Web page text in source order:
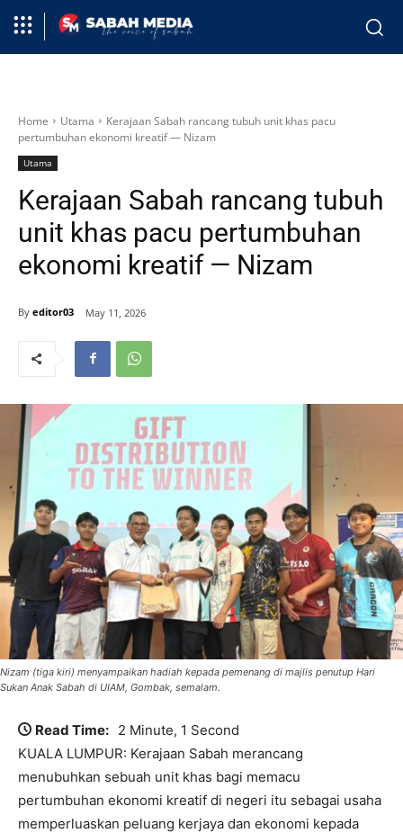
Home Utama
Kerajaan Sabah rancang tubuh unit khas pacu
pertumbuhan ekonomi kreatif — Nizam
Utama
Kerajaan Sabah rancang tubuh
unit khas pacu pertumbuhan
ekonomi kreatif — Nizam
By editor03 May 11, 2026
Nizam (tiga kiri) menyampaikan hadiah kepada pemenang di majlis penutup Hari
Sukan Anak Sabah di UIAM, Gombak, semalam.
Read Time: 2 Minute, 1 Second
KUALA LUMPUR: Kerajaan Sabah merancang
menubuhkan sebuah unit khas bagi memacu
pertumbuhan ekonomi kreatif di negeri itu sebagai usaha
memperluaskan peluang kerjaya dan ekonomi kepada